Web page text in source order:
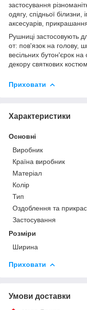
застосування
одягу, спідньої білизни,
аксесуарів,
Рушниці застосовують
от: пов'язок на голову,
весільних бутон'єрок на
декору святкових
Приховати
Характеристики
Основні
Виробник
Країна виробник
Матеріал
Колір
Тип
Оздоблення та
Застосування
Розміри
Ширина
Приховати
Умови доставки